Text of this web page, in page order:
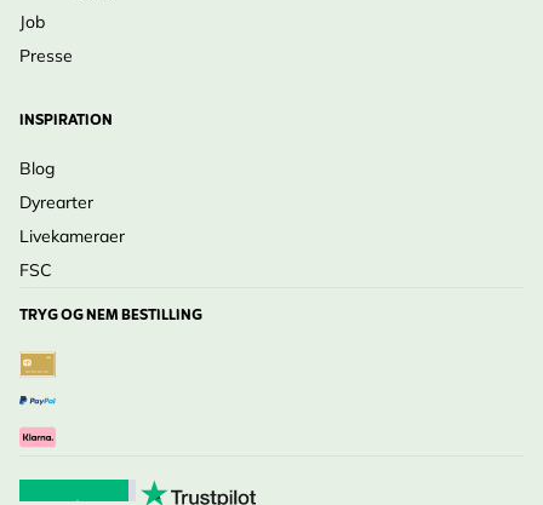
Job
Presse
INSPIRATION
Blog
Dyrearter
Livekameraer
FSC
TRYG OG NEM BESTILLING